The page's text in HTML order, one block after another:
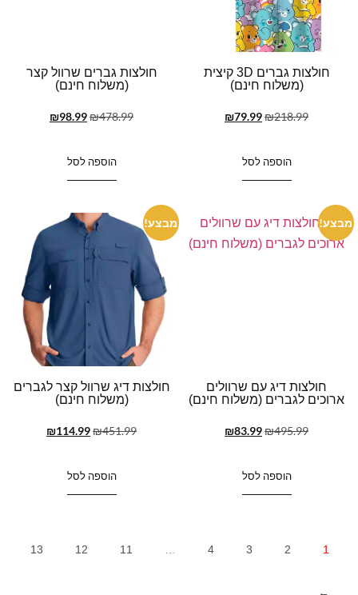
חולצות גברים 3D קיצית
(משלוח חינם)
₪218.99
₪79.99
הוספה לסל
חולצות גברים שרוול קצר
(משלוח חינם)
₪478.99
₪98.99
הוספה לסל
מבצע!
חולצות דיג עם שרוולים
ארוכים לגברים (משלוח חינם)
₪495.99
₪83.99
הוספה לסל
מבצע!
חולצות דיג שרוול קצר לגברים
(משלוח חינם)
₪451.99
₪114.99
הוספה לסל
1
2
3
4
11
12
13
←